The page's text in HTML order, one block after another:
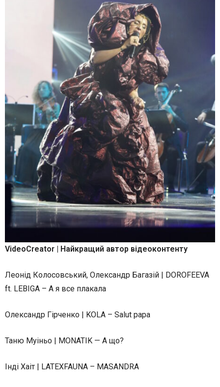
VideoCreator | Найкращий автор відеоконтенту
Леонід Колосовський, Олександр Багазій | DOROFEEVA
ft. LEBIGA – А я все плакала
Олександр Гірченко | KOLA – Salut papa
Таню Муіньо | MONATIK — А що?
Інді Хаіт | LATEXFAUNA – MASANDRA